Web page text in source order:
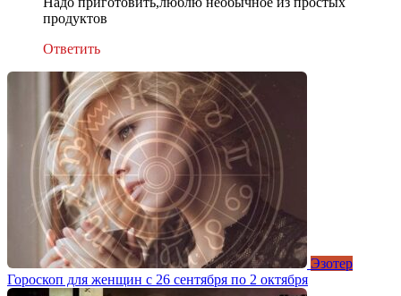
продуктов
Ответить
Эзотер
Гороскоп для женщин с 26 сентября по 2 октября